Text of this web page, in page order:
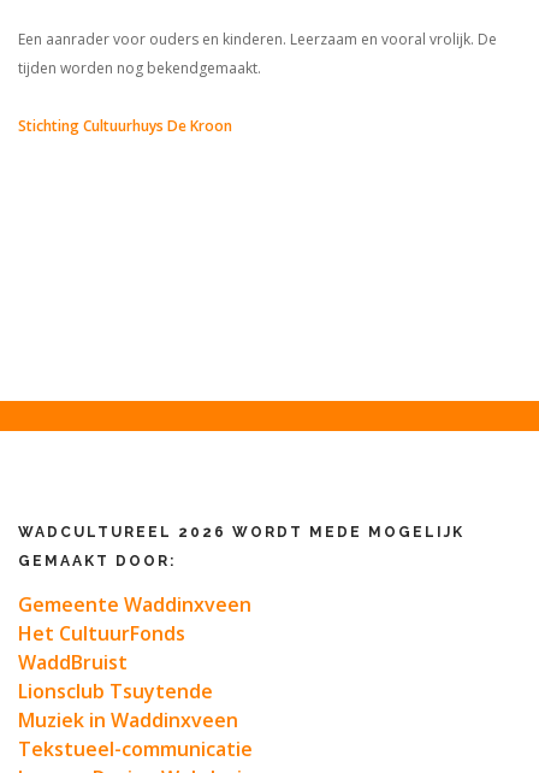
Een aanrader voor ouders en kinderen. Leerzaam en vooral vrolijk. De
tijden worden nog bekendgemaakt.
Stichting Cultuurhuys De Kroon
WADCULTUREEL 2026 WORDT MEDE MOGELIJK
GEMAAKT DOOR:
Gemeente Waddinxveen
Het CultuurFonds
WaddBruist
Lionsclub Tsuytende
Muziek in Waddinxveen
Tekstueel-communicatie